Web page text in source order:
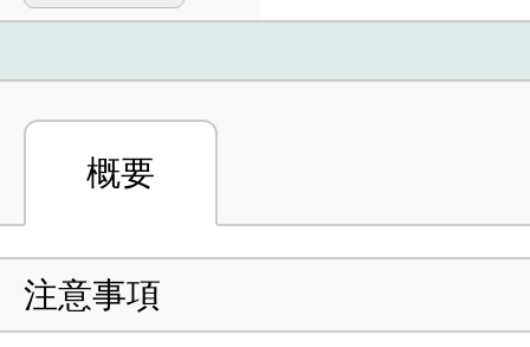
概要
注意事項